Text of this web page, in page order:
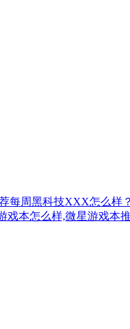
每周黑科技XXX怎么样
戏本怎么样,微星游戏本